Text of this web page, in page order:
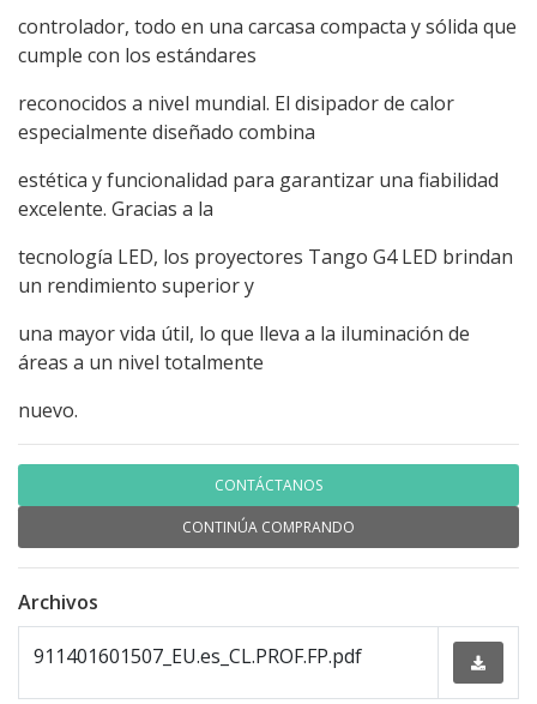
controlador, todo en una carcasa compacta y sólida que
cumple con los estándares
reconocidos a nivel mundial. El disipador de calor
especialmente diseñado combina
estética y funcionalidad para garantizar una fiabilidad
excelente. Gracias a la
tecnología LED, los proyectores Tango G4 LED brindan
un rendimiento superior y
una mayor vida útil, lo que lleva a la iluminación de
áreas a un nivel totalmente
nuevo.
CONTÁCTANOS
CONTINÚA COMPRANDO
Archivos
911401601507_EU.es_CL.PROF.FP.pdf